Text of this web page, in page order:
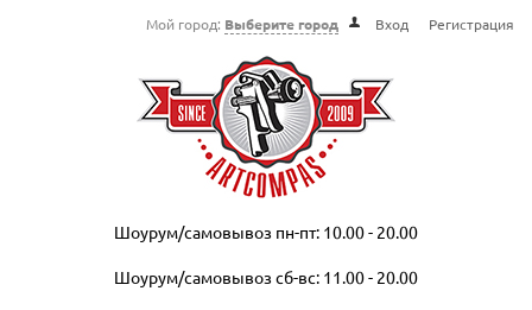
Мой город: Выберите город Вход Регистрация
Шоурум/самовывоз пн-пт: 10.00 - 20.00
Шоурум/самовывоз сб-вс: 11.00 - 20.00